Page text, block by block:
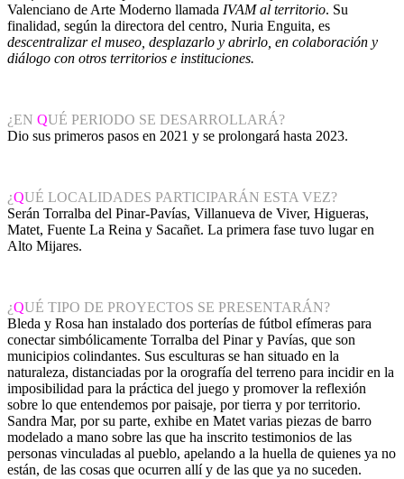
Valenciano de Arte Moderno llamada IVAM al territorio. Su
finalidad, según la directora del centro, Nuria Enguita, es
descentralizar el museo, desplazarlo y abrirlo, en colaboración y
diálogo con otros territorios e instituciones.
¿EN QUÉ PERIODO SE DESARROLLARÁ?
Dio sus primeros pasos en 2021 y se prolongará hasta 2023.
¿QUÉ LOCALIDADES PARTICIPARÁN ESTA VEZ?
Serán Torralba del Pinar-Pavías, Villanueva de Viver, Higueras,
Matet, Fuente La Reina y Sacañet. La primera fase tuvo lugar en
Alto Mijares.
¿QUÉ TIPO DE PROYECTOS SE PRESENTARÁN?
Bleda y Rosa han instalado dos porterías de fútbol efímeras para
conectar simbólicamente Torralba del Pinar y Pavías, que son
municipios colindantes. Sus esculturas se han situado en la
naturaleza, distanciadas por la orografía del terreno para incidir en la
imposibilidad para la práctica del juego y promover la reflexión
sobre lo que entendemos por paisaje, por tierra y por territorio.
Sandra Mar, por su parte, exhibe en Matet varias piezas de barro
modelado a mano sobre las que ha inscrito testimonios de las
personas vinculadas al pueblo, apelando a la huella de quienes ya no
están, de las cosas que ocurren allí y de las que ya no suceden.